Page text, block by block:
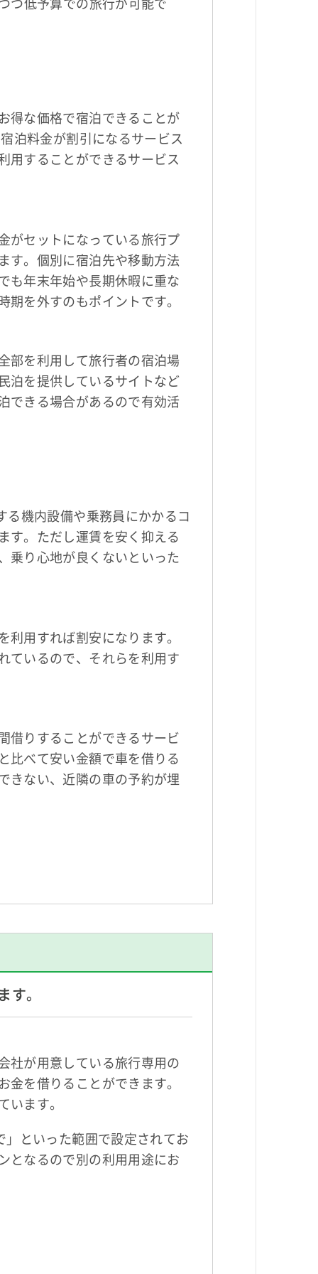
得な価格で宿泊できることが
泊料金が割引になるサービス
用することができるサービス
がセットになっている旅行プ
す。個別に宿泊先や移動方法
も年末年始や長期休暇に重な
を外すのもポイントです。
部を利用して旅行者の宿泊場
泊を提供しているサイトなど
できる場合があるので有効活
機内設備や乗務員にかかるコ
す。ただし運賃を安く抑える
乗り心地が良くないといった
用すれば割安になります。
ているので、それらを利用す
借りすることができるサービ
比べて安い金額で車を借りる
きない、近隣の車の予約が埋
。
社が用意している旅行専用の
を借りることができます。
ます。
といった範囲で設定されてお
となるので別の利用用途にお